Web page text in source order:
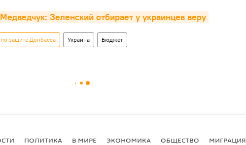
Медведчук: Зеленский отбирает у украинцев веру
защите Донбасса Украина Бюджет
ПОЛИТИКА В МИРЕ ЭКОНОМИКА ОБЩЕСТВО МИГРАЦИЯ